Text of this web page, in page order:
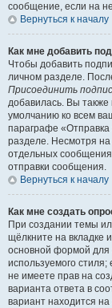
сообщение, если на
Вернуться к началу
Как мне добавить
Чтобы добавить
личном разделе.
Присоединить
добавилась. Вы
умолчанию ко всем
параграфе
разделе. Несмотря
отдельных
отправки сообщения.
Вернуться к началу
Как мне создать
При создании темы
щёлкните на вкладке
основной формой для
используемого
не имеете прав на
варианта ответа в
вариант находится на